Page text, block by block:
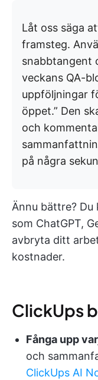
Låt oss säga
framsteg.
snabbtangent
veckans QA-
uppföljningar
öppet.” Den
och
på några
Ännu bättre? Du
som ChatGPT,
avbryta ditt
kostnader.
ClickUps
Fånga upp
och
ClickUps AI